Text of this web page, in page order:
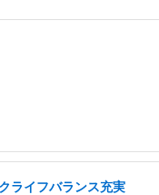
ライフバランス充実